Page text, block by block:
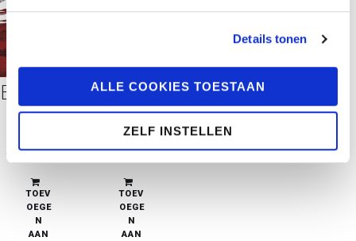
Details tonen
ALLE COOKIES TOESTAAN
ZELF INSTELLEN
voorraad
TOEV
OEGE
N
AAN
De Dooie
32,95
beperkte
TOEV
OEGE
N
AAN